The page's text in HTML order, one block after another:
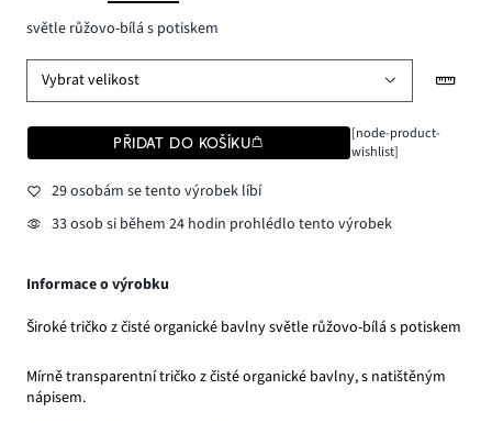
světle růžovo-bílá s potiskem
Vybrat velikost
PŘIDAT DO KOŠÍKU
[node-product-
wishlist]
29 osobám se tento výrobek líbí
33 osob si během 24 hodin prohlédlo tento výrobek
Informace o výrobku
Široké tričko z čisté organické bavlny světle růžovo-bílá s potiskem
Mírně transparentní tričko z čisté organické bavlny, s natištěným
nápisem.